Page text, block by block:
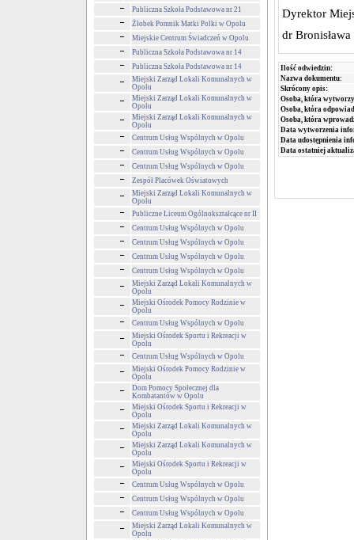
Publiczna Szkoła Podstawowa nr 21
Żłobek Pomnik Matki Polki w Opolu
Miejskie Centrum Świadczeń w Opolu
Publiczna Szkoła Podstawowa nr 14
Publiczna Szkoła Podstawowa nr 14
Miejski Zarząd Lokali Komunalnych w
Opolu
Miejski Zarząd Lokali Komunalnych w
Opolu
Miejski Zarząd Lokali Komunalnych w
Opolu
Centrum Usług Wspólnych w Opolu
Centrum Usług Wspólnych w Opolu
Centrum Usług Wspólnych w Opolu
Zespół Placówek Oświatowych
Miejski Zarząd Lokali Komunalnych w
Opolu
Publiczne Liceum Ogólnokształcące nr II
Centrum Usług Wspólnych w Opolu
Centrum Usług Wspólnych w Opolu
Centrum Usług Wspólnych w Opolu
Centrum Usług Wspólnych w Opolu
Miejski Zarząd Lokali Komunalnych w
Opolu
Miejski Ośrodek Pomocy Rodzinie w
Opolu
Centrum Usług Wspólnych w Opolu
Miejski Ośrodek Sportu i Rekreacji w
Opolu
Centrum Usług Wspólnych w Opolu
Miejski Ośrodek Pomocy Rodzinie w
Opolu
Dom Pomocy Społecznej dla
Kombatantów w Opolu
Miejski Ośrodek Sportu i Rekreacji w
Opolu
Miejski Zarząd Lokali Komunalnych w
Opolu
Miejski Zarząd Lokali Komunalnych w
Opolu
Miejski Ośrodek Sportu i Rekreacji w
Opolu
Centrum Usług Wspólnych w Opolu
Centrum Usług Wspólnych w Opolu
Centrum Usług Wspólnych w Opolu
Miejski Zarząd Lokali Komunalnych w
Opolu
Dyrektor
dr
Ilość odwiedzin:
Nazwa dokumentu:
Skrócony opis:
Osoba, która
Osoba, która
Osoba, która
Data wytworzenia
Data udostępnienia
Data ostatniej